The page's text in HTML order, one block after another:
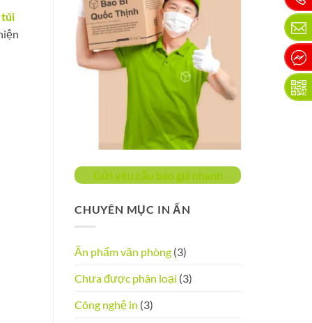
túi
Gửi yêu cầu báo giá nhanh
CHUYÊN MỤC IN ẤN
Ấn phẩm văn phòng (3)
Chưa được phân loại (3)
Công nghệ in (3)